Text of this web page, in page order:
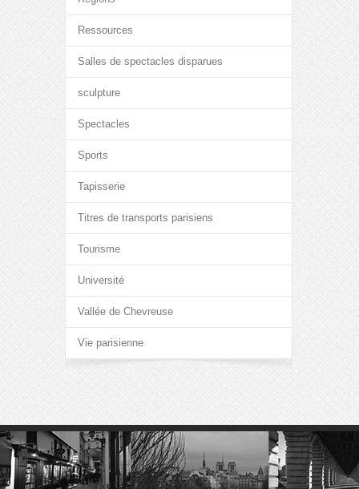
Ressources
Salles de spectacles disparues
sculpture
Spectacles
Sports
Tapisserie
Titres de transports parisiens
Tourisme
Université
Vallée de Chevreuse
Vie parisienne